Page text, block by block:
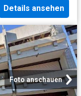
Details ansehen
Foto anschauen